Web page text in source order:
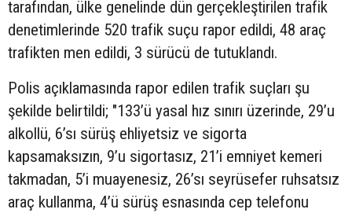
tarafından, ülke genelinde dün gerçekleştirilen trafik
denetimlerinde 520 trafik suçu rapor edildi, 48 araç
trafikten men edildi, 3 sürücü de tutuklandı.
Polis açıklamasında rapor edilen trafik suçları şu
şekilde belirtildi; "133’ü yasal hız sınırı üzerinde, 29’u
alkollü, 6’sı sürüş ehliyetsiz ve sigorta
kapsamaksızın, 9’u sigortasız, 21’i emniyet kemeri
takmadan, 5’i muayenesiz, 26’sı seyrüsefer ruhsatsız
araç kullanma, 4’ü sürüş esnasında cep telefonu